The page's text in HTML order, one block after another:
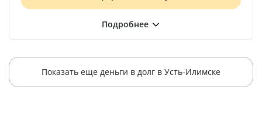
Показать еще деньги в долг в Усть-Илимске